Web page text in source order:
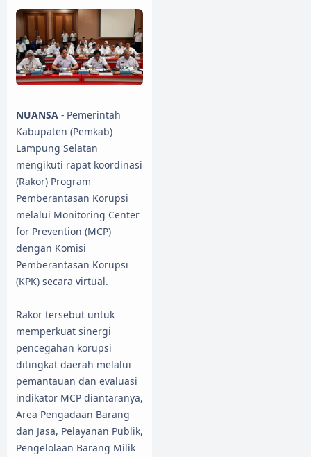
NUANSA - Pemerintah
Kabupaten (Pemkab)
Lampung Selatan
mengikuti rapat koordinasi
(Rakor) Program
Pemberantasan Korupsi
melalui Monitoring Center
for Prevention (MCP)
dengan Komisi
Pemberantasan Korupsi
(KPK) secara virtual.
Rakor tersebut untuk
memperkuat sinergi
pencegahan korupsi
ditingkat daerah melalui
pemantauan dan evaluasi
indikator MCP diantaranya,
Area Pengadaan Barang
dan Jasa, Pelayanan Publik,
Pengelolaan Barang Milik